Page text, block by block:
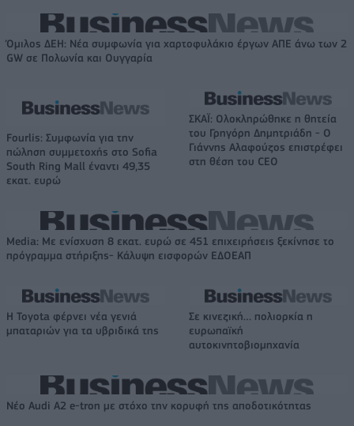
Όμιλος ΔΕΗ: Νέα συμφωνία για χαρτοφυλάκιο έργων ΑΠΕ άνω των 2
GW σε Πολωνία και Ουγγαρία
Fourlis: Συμφωνία για την
πώληση συμμετοχής στο Sofia
South Ring Mall έναντι 49,35
εκατ. ευρώ
ΣΚΑΪ: Ολοκληρώθηκε η θητεία
του Γρηγόρη Δημητριάδη - Ο
Γιάννης Αλαφούζος επιστρέφει
στη θέση του CEO
Media: Με ενίσχυση 8 εκατ. ευρώ σε 451 επιχειρήσεις ξεκίνησε το
πρόγραμμα στήριξης- Κάλυψη εισφορών ΕΔΟΕΑΠ
Η Toyota φέρνει νέα γενιά
μπαταριών για τα υβριδικά της
Σε κινεζική… πολιορκία η
ευρωπαϊκή
αυτοκινητοβιομηχανία
Νέο Audi A2 e-tron με στόχο την κορυφή της αποδοτικότητας